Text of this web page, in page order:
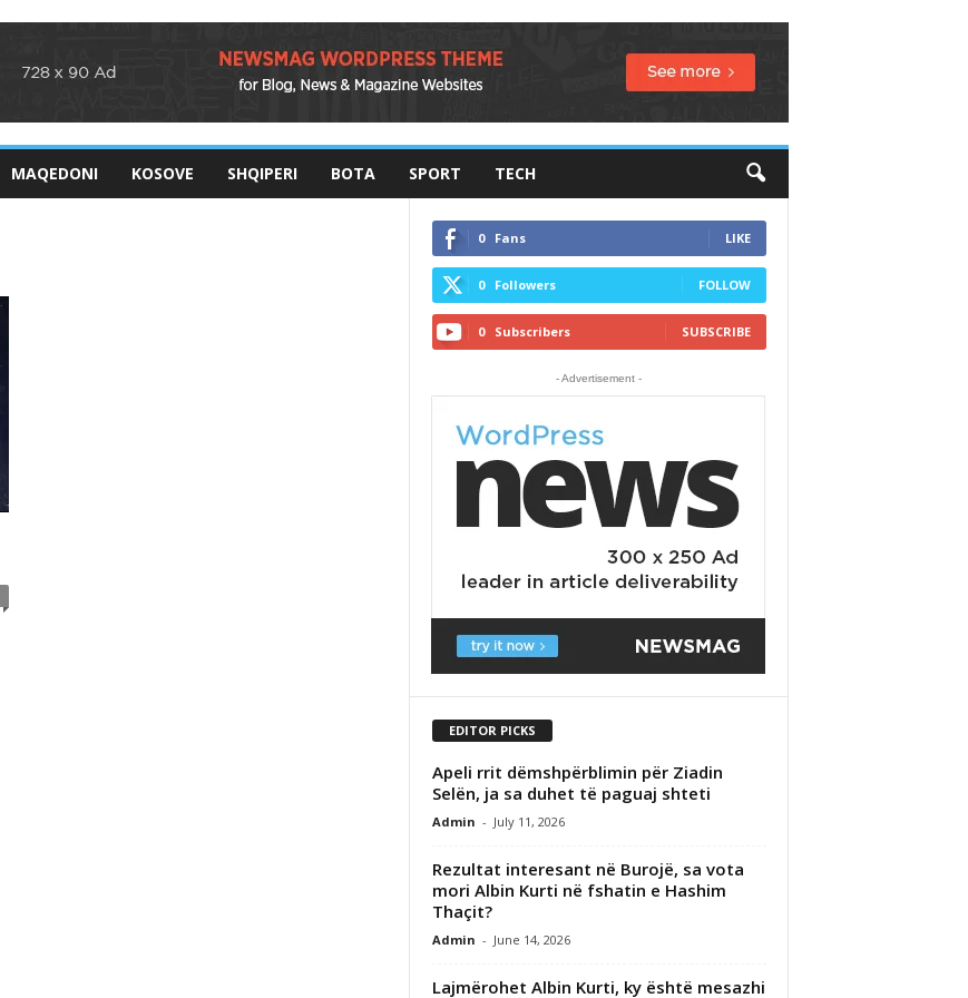
MAQEDONI KOSOVE SHQIPERI BOTA SPORT TECH
0 Fans LIKE
0 Followers FOLLOW
0 Subscribers SUBSCRIBE
- Advertisement -
EDITOR PICKS
Apeli rrit dëmshpërblimin për Ziadin
Selën, ja sa duhet të paguaj shteti
Admin - July 11, 2026
Rezultat interesant në Burojë, sa vota
mori Albin Kurti në fshatin e Hashim
Thaçit?
Admin - June 14, 2026
Lajmërohet Albin Kurti, ky është mesazhi